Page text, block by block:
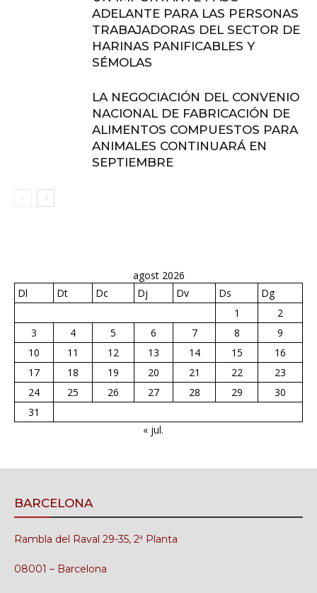
ADELANTE PARA LAS PERSONAS
TRABAJADORAS DEL SECTOR DE
HARINAS PANIFICABLES Y
SÉMOLAS
LA NEGOCIACIÓN DEL CONVENIO
NACIONAL DE FABRICACIÓN DE
ALIMENTOS COMPUESTOS PARA
ANIMALES CONTINUARÁ EN
SEPTIEMBRE
agost 2026
Dl
Dt Dc Dj Dv Ds
Dg
1
2
3
4 5 6 7 8
9
10
11 12 13 14 15
16
17
18 19 20 21 22
23
24
25 26 27 28 29
30
31
« jul.
BARCELONA
Rambla del Raval 29-35, 2ª Planta
08001 – Barcelona